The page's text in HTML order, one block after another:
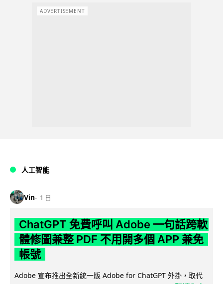
ADVERTISEMENT
人工智能
Vin 1 日
ChatGPT 免費呼叫 Adobe 一句話跨軟
體修圖兼整 PDF 不用開多個 APP 兼免
帳號
Adobe 宣布推出全新統一版 Adobe for ChatGPT 外掛，取代